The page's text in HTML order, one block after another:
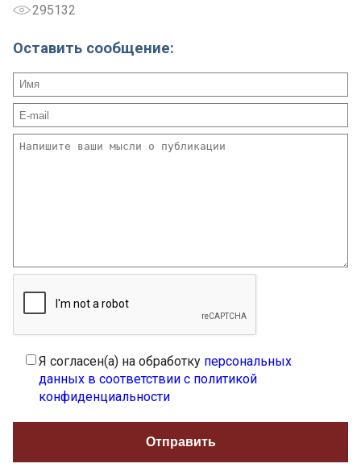
295132
Оставить сообщение:
Я согласен(а) на обработку персональных
данных в соответствии с политикой
конфиденциальности